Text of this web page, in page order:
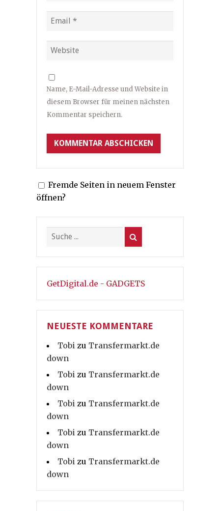
Name, E-Mail-Adresse und Website in
diesem Browser für meinen nächsten
Kommentar speichern.
Fremde Seiten in neuem Fenster
öffnen?
GetDigital.de - GADGETS
NEUESTE KOMMENTARE
Tobi zu Transfermarkt.de
down
Tobi zu Transfermarkt.de
down
Tobi zu Transfermarkt.de
down
Tobi zu Transfermarkt.de
down
Tobi zu Transfermarkt.de
down